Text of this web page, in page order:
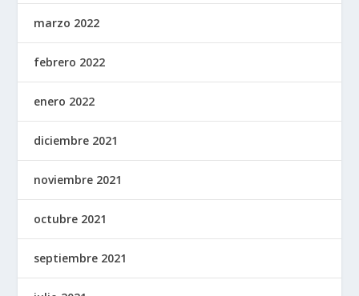
marzo 2022
febrero 2022
enero 2022
diciembre 2021
noviembre 2021
octubre 2021
septiembre 2021